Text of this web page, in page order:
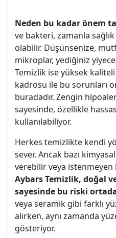
Neden bu kadar önem
ve bakteri, zamanla
olabilir. Düşünsenize,
mikroplar, yediğiniz
Temizlik ise yüksek
kadrosu ile bu sorunları
buradadır. Zengin
sayesinde, özellikle
kullanılabiliyor.
Herkes temizlikte kendi
sever. Ancak bazı
verebilir veya istenmeyen
Aybars Temizlik, doğal
sayesinde bu riski
veya seramik gibi farklı
alırken, aynı zamanda
gösteriyor.